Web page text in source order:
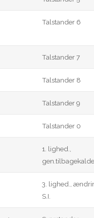
Talstander 6
Talstander 7
Talstander 8
Talstander 9
Talstander 0
1. lighed.,
3. lighed.,
S.I.